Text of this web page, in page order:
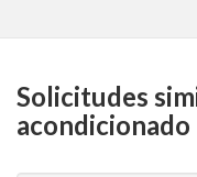
Solicitudes